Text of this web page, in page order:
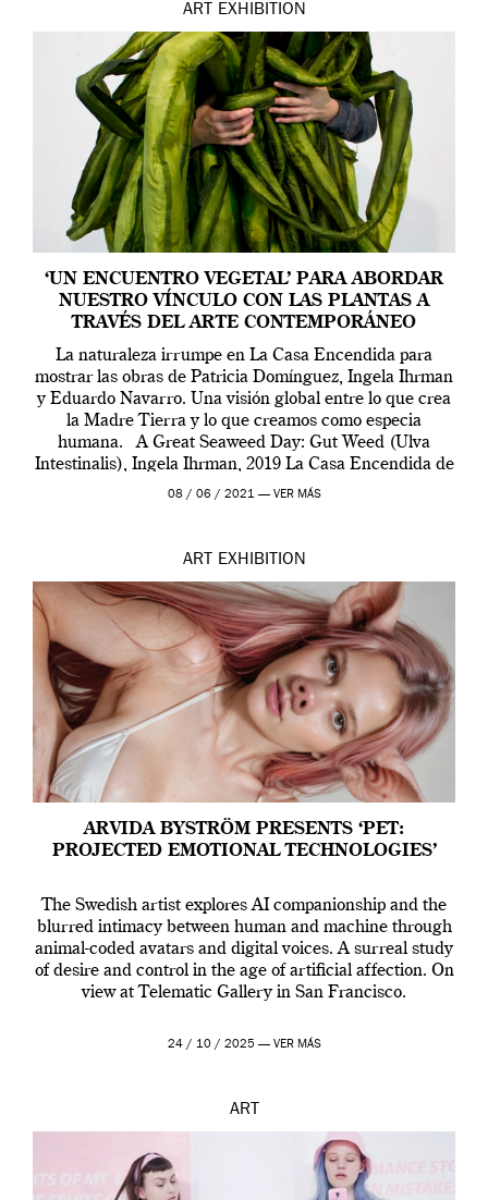
ART EXHIBITION
‘UN ENCUENTRO VEGETAL’ PARA ABORDAR
NUESTRO VÍNCULO CON LAS PLANTAS A
TRAVÉS DEL ARTE CONTEMPORÁNEO
La naturaleza irrumpe en La Casa Encendida para
mostrar las obras de Patricia Domínguez, Ingela Ihrman
y Eduardo Navarro. Una visión global entre lo que crea
la Madre Tierra y lo que creamos como especia
humana. A Great Seaweed Day: Gut Weed (Ulva
Intestinalis), Ingela Ihrman, 2019 La Casa Encendida de
Madrid y la Wellcome […]
08 / 06 / 2021 — VER MÁS
ART EXHIBITION
ARVIDA BYSTRÖM PRESENTS ‘PET:
PROJECTED EMOTIONAL TECHNOLOGIES’
The Swedish artist explores AI companionship and the
blurred intimacy between human and machine through
animal-coded avatars and digital voices. A surreal study
of desire and control in the age of artificial affection. On
view at Telematic Gallery in San Francisco.
24 / 10 / 2025 — VER MÁS
ART